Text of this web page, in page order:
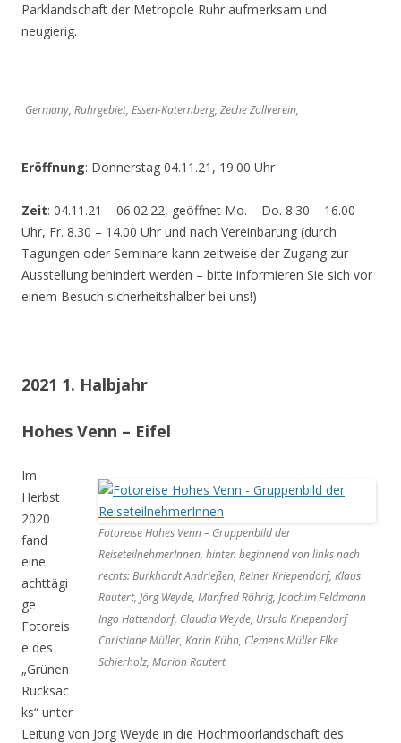
Parklandschaft der Metropole Ruhr aufmerksam und
neugierig.
Germany, Ruhrgebiet, Essen-Katernberg, Zeche Zollverein,
Eröffnung: Donnerstag 04.11.21, 19.00 Uhr
Zeit: 04.11.21 – 06.02.22, geöffnet Mo. – Do. 8.30 – 16.00
Uhr, Fr. 8.30 – 14.00 Uhr und nach Vereinbarung (durch
Tagungen oder Seminare kann zeitweise der Zugang zur
Ausstellung behindert werden – bitte informieren Sie sich vor
einem Besuch sicherheitshalber bei uns!)
2021 1. Halbjahr
Hohes Venn – Eifel
Fotoreise Hohes Venn – Gruppenbild der
ReiseteilnehmerInnen, hinten beginnend von links nach
rechts: Burkhardt Andrießen, Reiner Kriependorf, Klaus
Rautert, Jörg Weyde, Manfred Röhrig, Joachim Feldmann
Ingo Hattendorf, Claudia Weyde, Ursula Kriependorf
Christiane Müller, Karin Kühn, Clemens Müller Elke
Schierholz, Marion Rautert
Im
Herbst
2020
fand
eine
achttägi
ge
Fotoreis
e des
„Grünen
Rucksac
ks“ unter
Leitung von Jörg Weyde in die Hochmoorlandschaft des